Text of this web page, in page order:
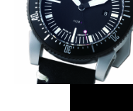
適度なミリタリーで味付け
SCHAUMBURG WATCH
AQM 4 1/2